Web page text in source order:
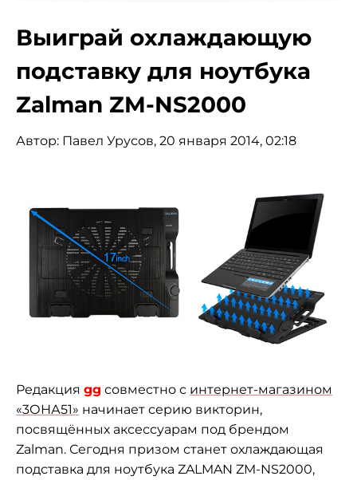
Выиграй охлаждающую
подставку для ноутбука
Zalman ZM-NS2000
Автор: Павел Урусов, 20 января 2014, 02:18
Редакция gg совместно с интернет-магазином
«3ОНА51» начинает серию викторин,
посвящённых аксессуарам под брендом
Zalman. Сегодня призом станет охлаждающая
подставка для ноутбука ZALMAN ZM-NS2000,